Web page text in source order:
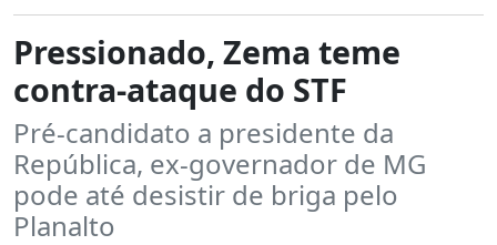
Pressionado, Zema teme
contra-ataque do STF
Pré-candidato a presidente da
República, ex-governador de MG
pode até desistir de briga pelo
Planalto